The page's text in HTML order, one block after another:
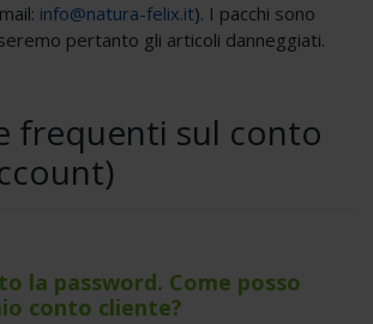
info@natura-felix.it). I pacchi sono
pertanto gli articoli danneggiati.
frequenti sul conto
la password. Come posso
conto cliente?